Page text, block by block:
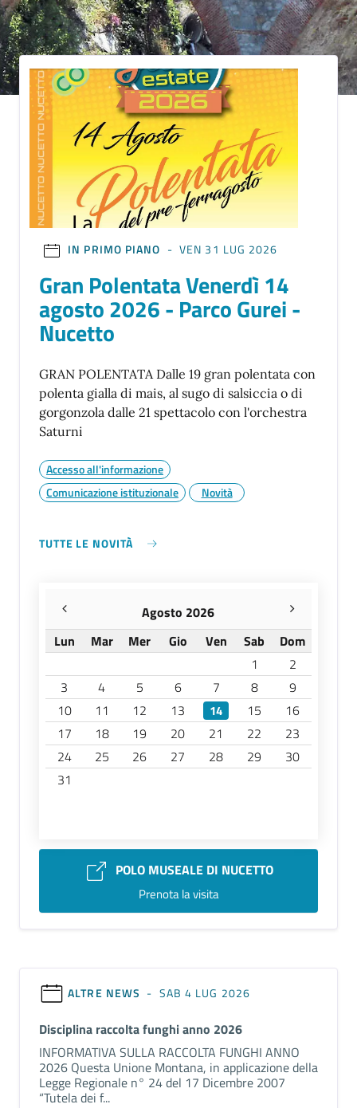
IN PRIMO PIANO - VEN 31 LUG 2026
Gran Polentata Venerdì 14
agosto 2026 - Parco Gurei -
Nucetto
GRAN POLENTATA Dalle 19 gran polentata con
polenta gialla di mais, al sugo di salsiccia o di
gorgonzola dalle 21 spettacolo con l'orchestra
Saturni
Accesso all'informazione
Comunicazione istituzionale
Novità
TUTTE LE NOVITÀ
Agosto 2026
Lun
Mar Mer Gio Ven Sab
Dom
1
2
3
4 5 6 7 8
9
10
11 12 13 14 15
16
17
18 19 20 21 22
23
24
25 26 27 28 29
30
31
POLO MUSEALE DI NUCETTO
Prenota la visita
ALTRE NEWS - SAB 4 LUG 2026
Disciplina raccolta funghi anno 2026
INFORMATIVA SULLA RACCOLTA FUNGHI ANNO
2026 Questa Unione Montana, in applicazione della
Legge Regionale n° 24 del 17 Dicembre 2007
“Tutela dei f...